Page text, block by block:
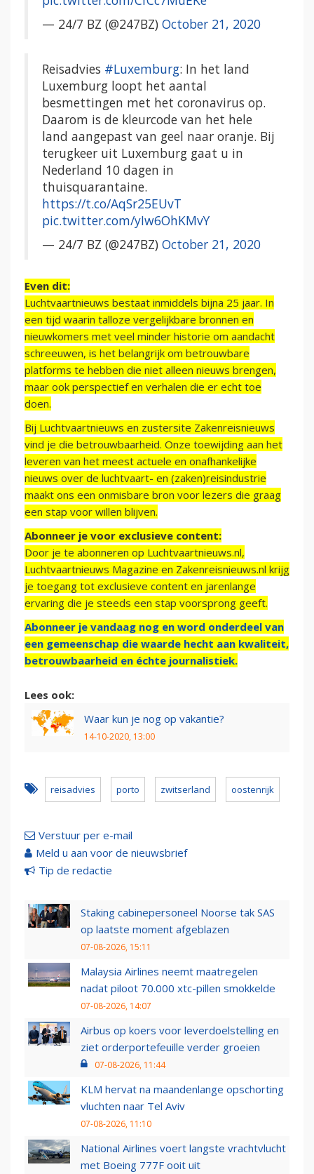
— 24/7 BZ (@247BZ) October 21, 2020
Reisadvies #Luxemburg: In het land
Luxemburg loopt het aantal
besmettingen met het coronavirus op.
Daarom is de kleurcode van het hele
land aangepast van geel naar oranje. Bij
terugkeer uit Luxemburg gaat u in
Nederland 10 dagen in
thuisquarantaine.
https://t.co/AqSr25EUvT
pic.twitter.com/yIw6OhKMvY
— 24/7 BZ (@247BZ) October 21, 2020
Even dit:
Luchtvaartnieuws bestaat inmiddels bijna 25 jaar. In
een tijd waarin talloze vergelijkbare bronnen en
nieuwkomers met veel minder historie om aandacht
schreeuwen, is het belangrijk om betrouwbare
platforms te hebben die niet alleen nieuws brengen,
maar ook perspectief en verhalen die er echt toe
doen.
Bij Luchtvaartnieuws en zustersite Zakenreisnieuws
vind je die betrouwbaarheid. Onze toewijding aan het
leveren van het meest actuele en onafhankelijke
nieuws over de luchtvaart- en (zaken)reisindustrie
maakt ons een onmisbare bron voor lezers die graag
een stap voor willen blijven.
Abonneer je voor exclusieve content:
Door je te abonneren op Luchtvaartnieuws.nl,
Luchtvaartnieuws Magazine en Zakenreisnieuws.nl krijg
je toegang tot exclusieve content en jarenlange
ervaring die je steeds een stap voorsprong geeft.
Abonneer je vandaag nog en word onderdeel van
een gemeenschap die waarde hecht aan kwaliteit,
betrouwbaarheid en échte journalistiek.
Lees ook:
Waar kun je nog op vakantie?
14-10-2020, 13:00
reisadvies porto zwitserland oostenrijk
Verstuur per e-mail
Meld u aan voor de nieuwsbrief
Tip de redactie
Staking cabinepersoneel Noorse tak SAS
op laatste moment afgeblazen
07-08-2026, 15:11
Malaysia Airlines neemt maatregelen
nadat piloot 70.000 xtc-pillen smokkelde
07-08-2026, 14:07
Airbus op koers voor leverdoelstelling en
ziet orderportefeuille verder groeien
07-08-2026, 11:44
KLM hervat na maandenlange opschorting
vluchten naar Tel Aviv
07-08-2026, 11:10
National Airlines voert langste vrachtvlucht
met Boeing 777F ooit uit